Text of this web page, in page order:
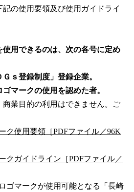
の使用要領及び使用ガイドライ
用できるのは、次の各号に定め
ｓ登録制度」登録企業。
マークの使用を認めた者。
業目的の利用はできません。ご
ク使用要領［PDFファイル／96K
クガイドライン［PDFファイル／
ゴマークが使用可能となる「長崎